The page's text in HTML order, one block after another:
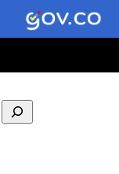
contenido